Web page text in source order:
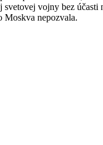
svetovej vojny bez účasti
Moskva nepozvala.